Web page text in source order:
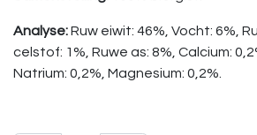
Analyse:Ruw eiwit: 46%, Vocht: 6%,
celstof: 1%, Ruwe as: 8%, Calcium:
Natrium: 0,2%, Magnesium: 0,2%.